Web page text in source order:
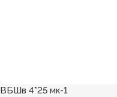
ВБШв 4*25 мк-1